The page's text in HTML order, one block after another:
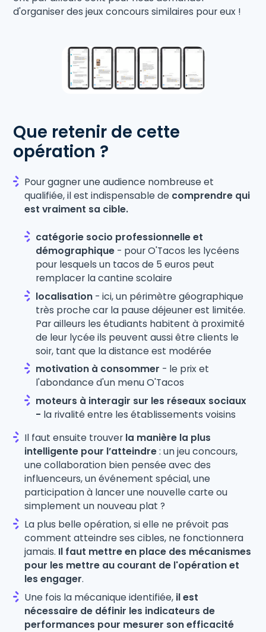
d'organiser des jeux concours similaires pour eux !
Que retenir de cette
opération ?
Pour gagner une audience nombreuse et
qualifiée, il est indispensable de comprendre qui
est vraiment sa cible.
catégorie socio professionnelle et
démographique - pour O'Tacos les lycéens
pour lesquels un tacos de 5 euros peut
remplacer la cantine scolaire
localisation - ici, un périmètre géographique
très proche car la pause déjeuner est limitée.
Par ailleurs les étudiants habitent à proximité
de leur lycée ils peuvent aussi être clients le
soir, tant que la distance est modérée
motivation à consommer - le prix et
l'abondance d'un menu O'Tacos
moteurs à interagir sur les réseaux sociaux
- la rivalité entre les établissements voisins
Il faut ensuite trouver la manière la plus
intelligente pour l’atteindre: un jeu concours,
une collaboration bien pensée avec des
influenceurs, un événement spécial, une
participation à lancer une nouvelle carte ou
simplement un nouveau plat ?
La plus belle opération, si elle ne prévoit pas
comment atteindre ses cibles, ne fonctionnera
jamais. Il faut mettre en place des mécanismes
pour les mettre au courant de l'opération et
les engager.
Une fois la mécanique identifiée, il est
nécessaire de définir les indicateurs de
performances pour mesurer son efficacité